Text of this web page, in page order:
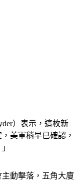
）表示，這枚新
美軍稍早已確認，